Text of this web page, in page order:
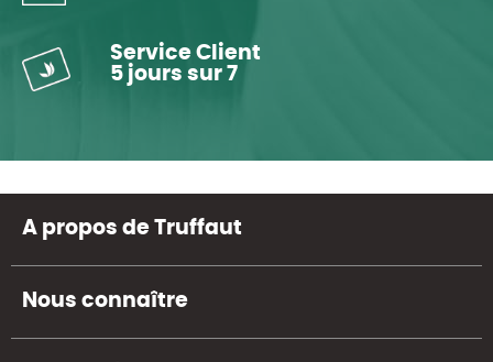
Service Client
5 jours sur 7
A propos de Truffaut
Nous connaître